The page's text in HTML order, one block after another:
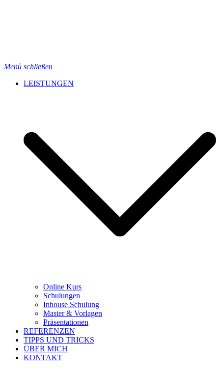
Menü schließen
LEISTUNGEN
Online Kurs
Schulungen
Inhouse Schulung
Master & Vorlagen
Präsentationen
REFERENZEN
TIPPS UND TRICKS
ÜBER MICH
KONTAKT